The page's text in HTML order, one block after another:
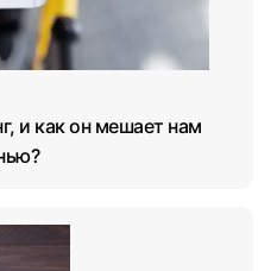
и как он мешает нам